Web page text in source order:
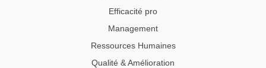
Efficacité pro
Management
Ressources Humaines
Qualité & Amélioration